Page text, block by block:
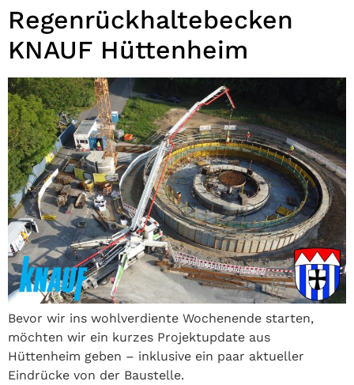
Regenrückhaltebecken
KNAUF Hüttenheim
Bevor wir ins wohlverdiente Wochenende starten,
möchten wir ein kurzes Projektupdate aus
Hüttenheim geben – inklusive ein paar aktueller
Eindrücke von der Baustelle.